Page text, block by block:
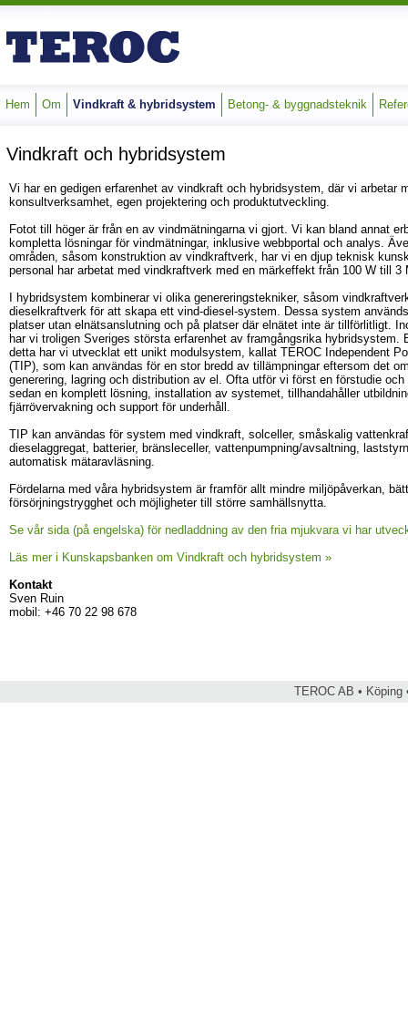
Hem Om Vindkraft & hybridsystem Betong- & byggnadsteknik
Vindkraft och hybridsystem
Vi har en gedigen erfarenhet av vindkraft och hybridsystem, där vi arbetar
konsultverksamhet, egen projektering och produktutveckling.
Fotot till höger är från en av vindmätningarna vi gjort. Vi kan bland annat
kompletta lösningar för vindmätningar, inklusive webbportal och analys.
områden, såsom konstruktion av vindkraftverk, har vi en djup teknisk
personal har arbetat med vindkraftverk med en märkeffekt från 100 W till 3
I hybridsystem kombinerar vi olika genereringstekniker, såsom
dieselkraftverk för att skapa ett vind-diesel-system. Dessa system
platser utan elnätsanslutning och på platser där elnätet inte är tillförlitligt.
har vi troligen Sveriges största erfarenhet av framgångsrika hybridsystem.
detta har vi utvecklat ett unikt modulsystem, kallat TEROC Independent
(TIP), som kan användas för en stor bredd av tillämpningar eftersom det
generering, lagring och distribution av el. Ofta utför vi först en förstudie och
sedan en komplett lösning, installation av systemet, tillhandahåller
fjärrövervakning och support för underhåll.
TIP kan användas för system med vindkraft, solceller, småskalig
dieselaggregat, batterier, bränsleceller, vattenpumpning/avsaltning,
automatisk mätaravläsning.
Fördelarna med våra hybridsystem är framför allt mindre miljöpåverkan,
försörjningstrygghet och möjligheter till större samhällsnytta.
Se vår sida (på engelska) för nedladdning av den fria mjukvara vi har
Läs mer i Kunskapsbanken om Vindkraft och hybridsystem »
Kontakt
Sven Ruin
mobil: +46 70 22 98 678
TEROC AB • Köping